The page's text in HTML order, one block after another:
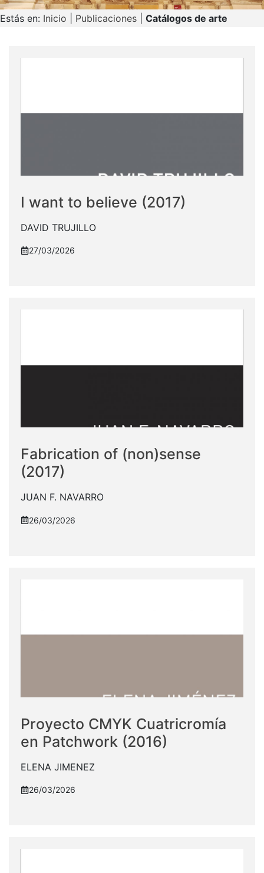
Estás en: Inicio Publicaciones Catálogos de arte
I want to believe (2017)
DAVID TRUJILLO
27/03/2026
Fabrication of (non)sense
(2017)
JUAN F. NAVARRO
26/03/2026
Proyecto CMYK Cuatricromía
en Patchwork (2016)
ELENA JIMENEZ
26/03/2026